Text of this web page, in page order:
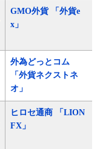
GMO外貨 「外貨e
x」
外為どっとコム
「外貨ネクストネ
オ」
ヒロセ通商 「LION
FX」